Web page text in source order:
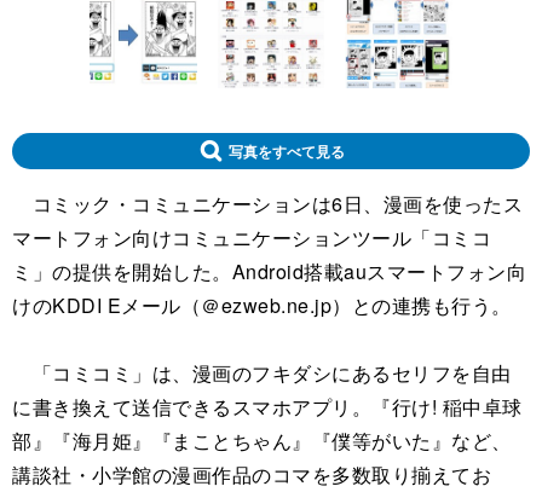
写真をすべて見る
コミック・コミュニケーションは6日、漫画を使ったス
マートフォン向けコミュニケーションツール「コミコ
ミ」の提供を開始した。Android搭載auスマートフォン向
けのKDDI Eメール（＠ezweb.ne.jp）との連携も行う。
「コミコミ」は、漫画のフキダシにあるセリフを自由
に書き換えて送信できるスマホアプリ。『行け! 稲中卓球
部』『海月姫』『まことちゃん』『僕等がいた』など、
講談社・小学館の漫画作品のコマを多数取り揃えてお